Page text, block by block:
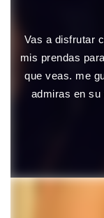
Vas a disfrutar
mis prendas
que veas. me
admiras en su